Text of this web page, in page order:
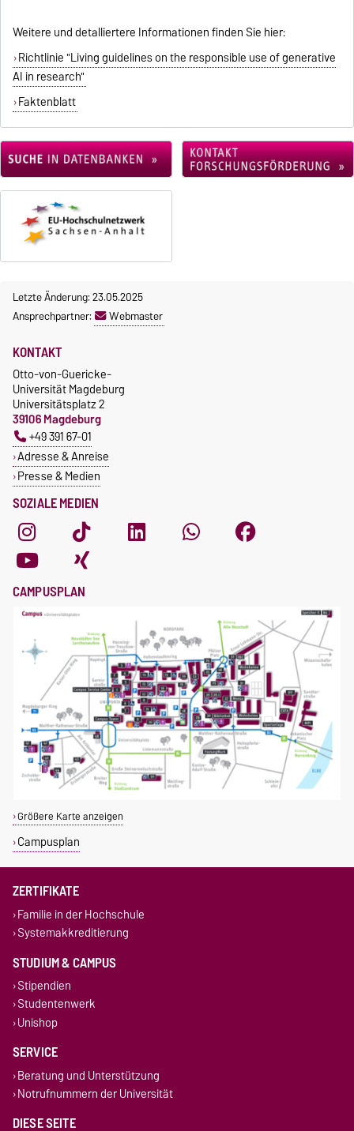
Weitere und detalliertere Informationen finden Sie hier:
Richtlinie "Living guidelines on the responsible use of generative
AI in research"
Faktenblatt
Letzte Änderung: 23.05.2025
Ansprechpartner:
Webmaster
SOZIALE MEDIEN
KONTAKT
Otto-von-Guericke-
Universität Magdeburg
Universitätsplatz 2
39106 Magdeburg
+49 391 67-01
Adresse & Anreise
Presse & Medien
CAMPUSPLAN
Größere Karte anzeigen
Campusplan
ZERTIFIKATE
Familie in der Hochschule
Systemakkreditierung
STUDIUM & CAMPUS
Stipendien
Studentenwerk
Unishop
SERVICE
Beratung und Unterstützung
Notrufnummern der Universität
DIESE SEITE